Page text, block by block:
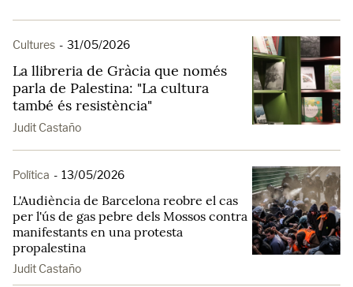
Cultures - 31/05/2026
La llibreria de Gràcia que només
parla de Palestina: "La cultura
també és resistència"
Judit Castaño
Política - 13/05/2026
L'Audiència de Barcelona reobre el cas
per l'ús de gas pebre dels Mossos contra
manifestants en una protesta
propalestina
Judit Castaño